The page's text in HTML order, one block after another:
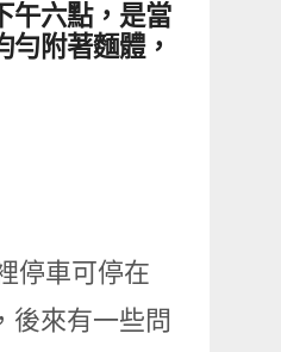
午六點，是當
附著麵體，
停車可停在
後來有一些問